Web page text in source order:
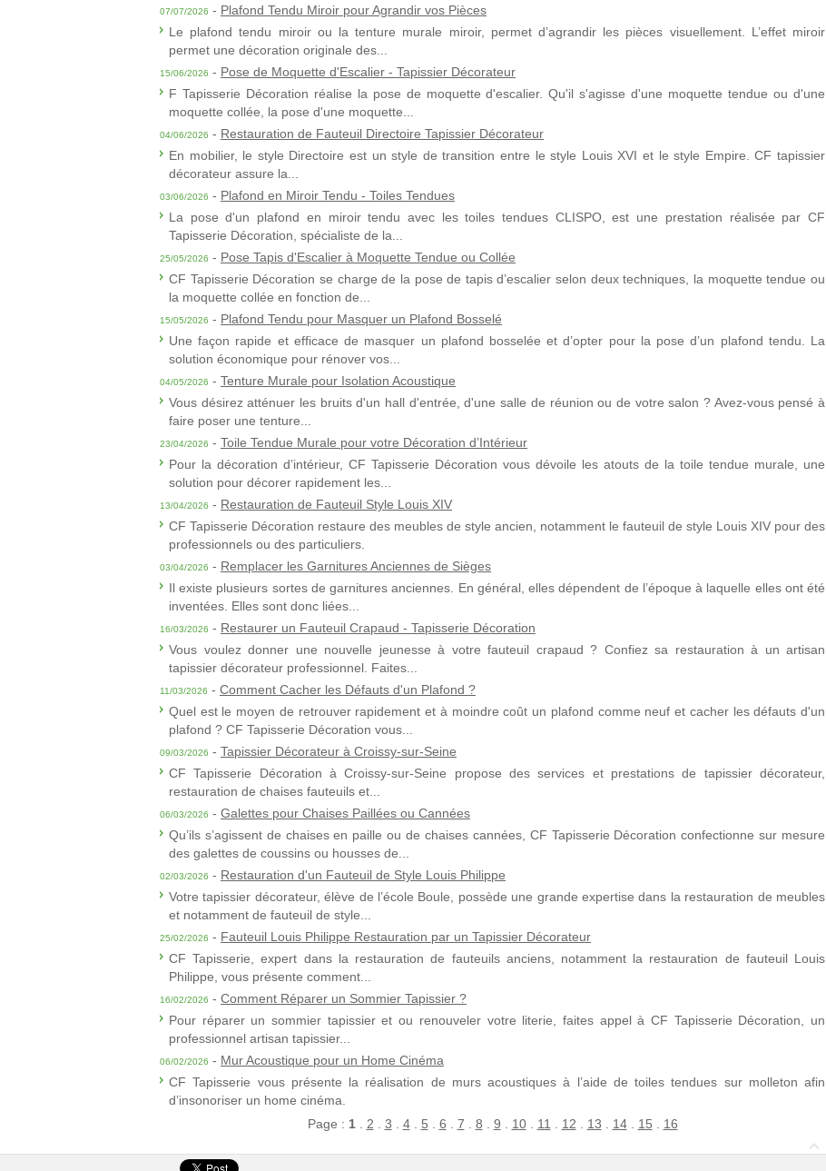
07/07/2026 - Plafond Tendu Miroir pour Agrandir vos Pièces
Le plafond tendu miroir ou la tenture murale miroir, permet d’agrandir les pièces visuellement. L’effet miroir
permet une décoration originale des...
15/06/2026 - Pose de Moquette d'Escalier - Tapissier Décorateur
F Tapisserie Décoration réalise la pose de moquette d'escalier. Qu'il s'agisse d'une moquette tendue ou d'une
moquette collée, la pose d'une moquette...
04/06/2026 - Restauration de Fauteuil Directoire Tapissier Décorateur
En mobilier, le style Directoire est un style de transition entre le style Louis XVI et le style Empire. CF tapissier
décorateur assure la...
03/06/2026 - Plafond en Miroir Tendu - Toiles Tendues
La pose d'un plafond en miroir tendu avec les toiles tendues CLISPO, est une prestation réalisée par CF
Tapisserie Décoration, spécialiste de la...
25/05/2026 - Pose Tapis d'Escalier à Moquette Tendue ou Collée
CF Tapisserie Décoration se charge de la pose de tapis d’escalier selon deux techniques, la moquette tendue ou
la moquette collée en fonction de...
15/05/2026 - Plafond Tendu pour Masquer un Plafond Bosselé
Une façon rapide et efficace de masquer un plafond bosselée et d’opter pour la pose d’un plafond tendu. La
solution économique pour rénover vos...
04/05/2026 - Tenture Murale pour Isolation Acoustique
Vous désirez atténuer les bruits d'un hall d'entrée, d'une salle de réunion ou de votre salon ? Avez-vous pensé à
faire poser une tenture...
23/04/2026 - Toile Tendue Murale pour votre Décoration d’Intérieur
Pour la décoration d’intérieur, CF Tapisserie Décoration vous dévoile les atouts de la toile tendue murale, une
solution pour décorer rapidement les...
13/04/2026 - Restauration de Fauteuil Style Louis XIV
CF Tapisserie Décoration restaure des meubles de style ancien, notamment le fauteuil de style Louis XIV pour des
professionnels ou des particuliers.
03/04/2026 - Remplacer les Garnitures Anciennes de Sièges
Il existe plusieurs sortes de garnitures anciennes. En général, elles dépendent de l’époque à laquelle elles ont été
inventées. Elles sont donc liées...
16/03/2026 - Restaurer un Fauteuil Crapaud - Tapisserie Décoration
Vous voulez donner une nouvelle jeunesse à votre fauteuil crapaud ? Confiez sa restauration à un artisan
tapissier décorateur professionnel. Faites...
11/03/2026 - Comment Cacher les Défauts d'un Plafond ?
Quel est le moyen de retrouver rapidement et à moindre coût un plafond comme neuf et cacher les défauts d'un
plafond ? CF Tapisserie Décoration vous...
09/03/2026 - Tapissier Décorateur à Croissy-sur-Seine
CF Tapisserie Décoration à Croissy-sur-Seine propose des services et prestations de tapissier décorateur,
restauration de chaises fauteuils et...
06/03/2026 - Galettes pour Chaises Paillées ou Cannées
Qu’ils s’agissent de chaises en paille ou de chaises cannées, CF Tapisserie Décoration confectionne sur mesure
des galettes de coussins ou housses de...
02/03/2026 - Restauration d'un Fauteuil de Style Louis Philippe
Votre tapissier décorateur, élève de l’école Boule, possède une grande expertise dans la restauration de meubles
et notamment de fauteuil de style...
25/02/2026 - Fauteuil Louis Philippe Restauration par un Tapissier Décorateur
CF Tapisserie, expert dans la restauration de fauteuils anciens, notamment la restauration de fauteuil Louis
Philippe, vous présente comment...
16/02/2026 - Comment Réparer un Sommier Tapissier ?
Pour réparer un sommier tapissier et ou renouveler votre literie, faites appel à CF Tapisserie Décoration, un
professionnel artisan tapissier...
06/02/2026 - Mur Acoustique pour un Home Cinéma
CF Tapisserie vous présente la réalisation de murs acoustiques à l’aide de toiles tendues sur molleton afin
d’insonoriser un home cinéma.
Page : 1. 2 3 4. 5 6 7 8 9 10. 11 12 13 14. 15 16